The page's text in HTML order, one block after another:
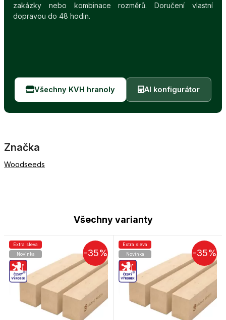
zakázky nebo kombinace rozměrů. Doručení vlastní
dopravou do 48 hodin.
Všechny KVH hranoly AI konfigurátor
Značka
Woodseeds
Všechny varianty
-35%
Extra sleva
Novinka
-35%
Extra sleva
Novinka